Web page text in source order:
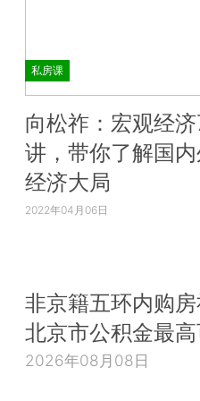
私房课
向松祚：宏观经
讲，带你了解国
经济大局
2022年04月06日
非京籍五环内购
北京市公积金最
2026年08月08日